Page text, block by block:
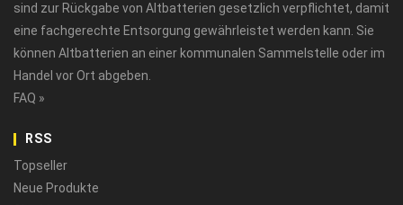
sind zur Rückgabe von Altbatterien gesetzlich verpflichtet, damit
eine fachgerechte Entsorgung gewährleistet werden kann. Sie
können Altbatterien an einer kommunalen Sammelstelle oder im
Handel vor Ort abgeben.
FAQ »
RSS
Topseller
Neue Produkte